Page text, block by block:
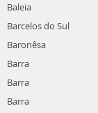
Baleia
Barcelos do Sul
Baronêsa
Barra
Barra
Barra